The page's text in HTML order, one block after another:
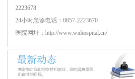
2223678
24小时急诊电话：0857-2223670
医院网址：http://www.wnhospital.cn/